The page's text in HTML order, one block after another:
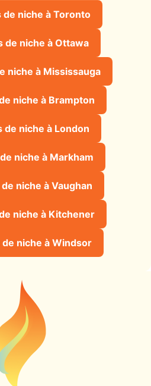
de niche à Toronto
de niche à Ottawa
niche à Mississauga
niche à Brampton
de niche à London
niche à Markham
niche à Vaughan
niche à Kitchener
niche à Windsor